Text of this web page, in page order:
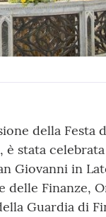
della Festa
stata
Giovanni in
delle Finanze,
Guardia di